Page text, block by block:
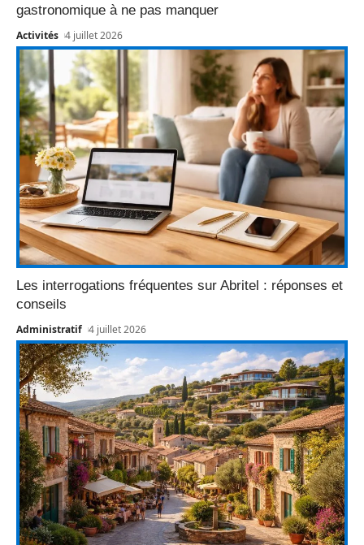
gastronomique à ne pas manquer
Activités 4 juillet 2026
Les interrogations fréquentes sur Abritel : réponses et
conseils
Administratif 4 juillet 2026